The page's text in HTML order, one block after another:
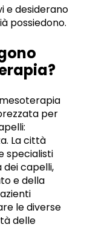
e desiderano
possiedono.
per
La città
specialisti
capelli,
e della
le diverse
delle